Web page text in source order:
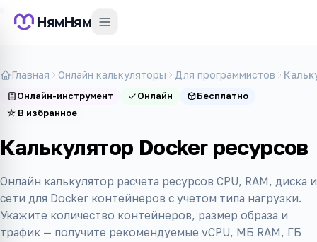
НямНям
Главная Онлайн калькуляторы Для программистов
Онлайн-инструмент Онлайн
Бесплатно
☆ В избранное
Калькулятор Docker ресурсов
Онлайн калькулятор расчета ресурсов CPU, RAM, диска и
сети для Docker контейнеров с учетом типа нагрузки.
Укажите количество контейнеров, размер образа и
трафик — получите рекомендуемые vCPU, МБ RAM, ГБ